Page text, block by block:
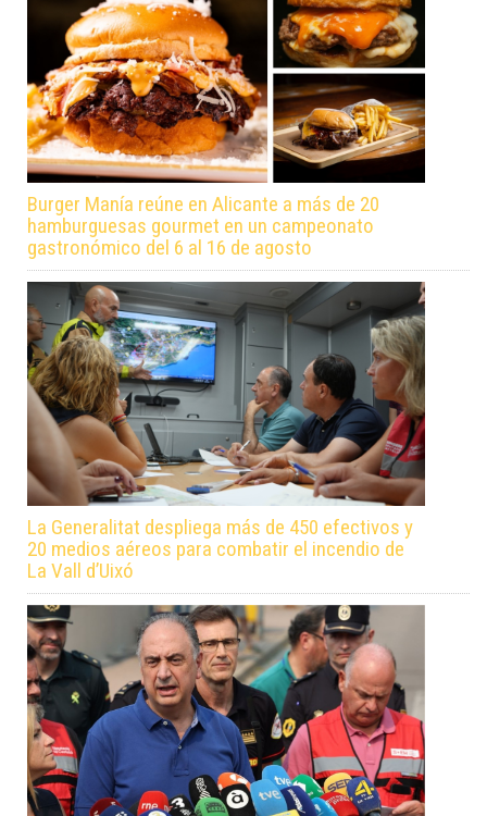
Burger Manía reúne en Alicante a más de 20
hamburguesas gourmet en un campeonato
gastronómico del 6 al 16 de agosto
La Generalitat despliega más de 450 efectivos y
20 medios aéreos para combatir el incendio de
La Vall d’Uixó